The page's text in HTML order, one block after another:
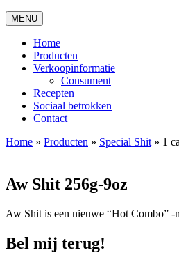
MENU
Home
Producten
Verkoopinformatie
Consument
Recepten
Sociaal betrokken
Contact
Home » Producten » Special Shit » 1
Aw Shit 256g-9oz
Aw Shit is een nieuwe “Hot Combo”
Bel mij terug!